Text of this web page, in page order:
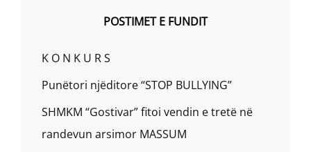
POSTIMET E FUNDIT
K O N K U R S
Punëtori njëditore “STOP BULLYING”
SHMKM “Gostivar” fitoi vendin e tretë në
randevun arsimor MASSUM